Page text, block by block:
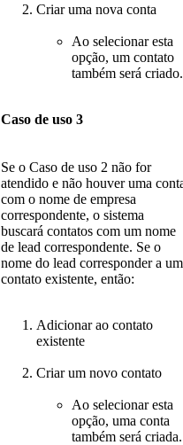
Criar uma nova conta
Ao selecionar esta
opção, um contato
também será criado.
Caso de uso 3
Se o Caso de uso 2 não for
atendido e não houver uma
com o nome de empresa
correspondente, o sistema
buscará contatos com um nome
de lead correspondente. Se o
nome do lead corresponder a um
contato existente, então:
Adicionar ao contato
existente
Criar um novo contato
Ao selecionar esta
opção, uma conta
também será criada.